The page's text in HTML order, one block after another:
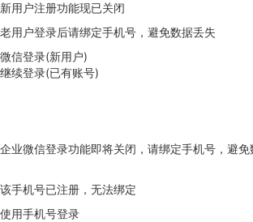
新用户注册功能现已关闭
老用户登录后请绑定手机号，避免数据丢失
微信登录(新用户)
继续登录(已有账号)
企业微信登录功能即将关闭，请绑定手机号，避免
该手机号已注册，无法绑定
使用手机号登录